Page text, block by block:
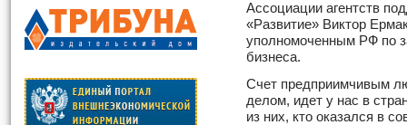
Ассоциации агентств
«Развитие» Виктор
уполномоченным РФ по
бизнеса.
Счет предприимчивым
делом, идет у нас в
из них, кто оказался в